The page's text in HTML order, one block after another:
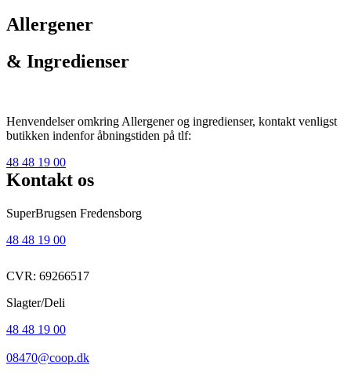
Allergener
& Ingredienser
Henvendelser omkring Allergener og ingredienser, kontakt venligst
butikken indenfor åbningstiden på tlf:
48 48 19 00
Kontakt os
SuperBrugsen Fredensborg
48 48 19 00
CVR: 69266517
Slagter/Deli
48 48 19 00
08470@coop.dk